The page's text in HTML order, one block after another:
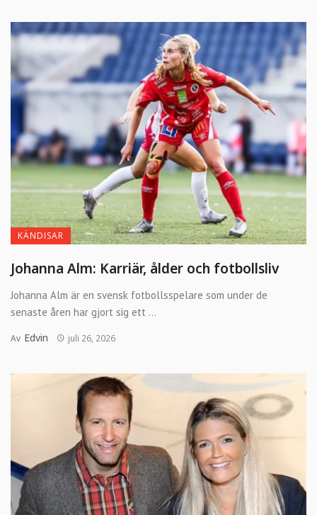
KÄNDISAR
Johanna Alm: Karriär, ålder och fotbollsliv
Johanna Alm är en svensk fotbollsspelare som under de
senaste åren har gjort sig ett ...
Av Edvin juli 26, 2026